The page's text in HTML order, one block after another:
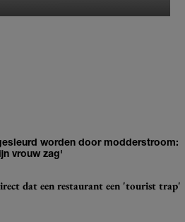
worden door modderstroom:
vrouw zag'
dat een restaurant een 'tourist trap'